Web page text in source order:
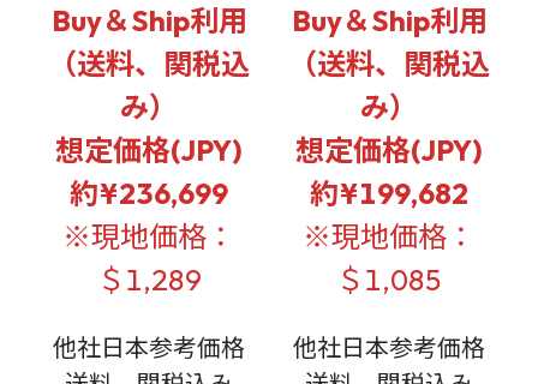
Buy＆Ship利用
（送料、関税込
み）
想定価格(JPY)
約¥236,699
※現地価格：
＄1,289
他社日本参考価格
Buy＆Ship利用
（送料、関税込
み）
想定価格(JPY)
約¥199,682
※現地価格：
＄1,085
他社日本参考価格